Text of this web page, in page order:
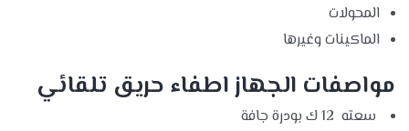
المحولات
الماكينات وغيرها
مواصفات الجهاز اطفاء حريق تلقائي
سعته 12 ك بودرة جافة